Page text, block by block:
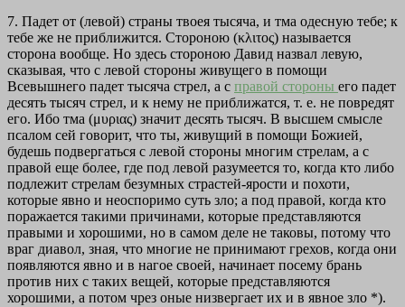
7. Падет от (левой) страны твоея тысяча, и тма одесную тебе; к
тебе же не приближится. Стороною (κλιτος) называется
сторона вообще. Но здесь стороною Давид назвал левую,
сказывая, что с левой стороны живущего в помощи
Всевышнего падет тысяча стрел, а с правой стороны его падет
десять тысяч стрел, и к нему не приближатся, т. е. не повредят
его. Ибо тма (μυριας) значит десять тысяч. В высшем смысле
псалом сей говорит, что ты, живущий в помощи Божией,
будешь подвергаться с левой стороны многим стрелам, а с
правой еще более, где под левой разумеется то, когда кто либо
подлежит стрелам безумных страстей-ярости и похоти,
которые явно и неоспоримо суть зло; а под правой, когда кто
поражается такими причинами, которые представляются
правыми и хорошими, но в самом деле не таковы, потому что
враг диавол, зная, что мнoгиe не принимают грехов, когда они
появляются явно и в нагое своей, начинает посему брань
против них с таких вещей, которые представляются
хорошими, а потом чрез оные низвергает их и в явное зло *).